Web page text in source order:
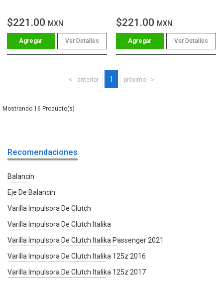
$221.00 MXN
Ver Detalles
$221.00 MXN
Ver Detalles
anterior 1 próximo
16
Recomendaciones
Balancín
Eje De Balancín
Varilla Impulsora De Clutch
Varilla Impulsora De Clutch Italika
Varilla Impulsora De Clutch Italika Passenger 2021
Varilla Impulsora De Clutch Italika 125z 2016
Varilla Impulsora De Clutch Italika 125z 2017